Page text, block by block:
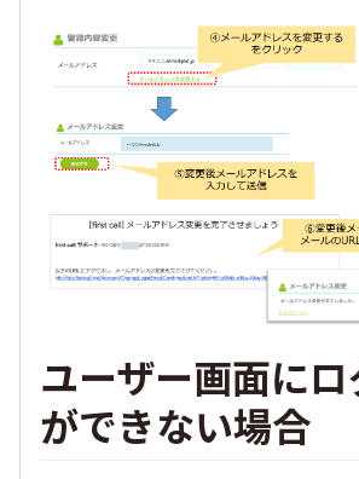
ユーザー画面に
ができない場合